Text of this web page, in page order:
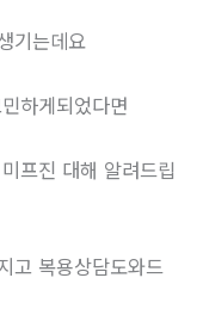
기는데요
하게되었다면
프진 대해 알려드립
고 복용상담도와드